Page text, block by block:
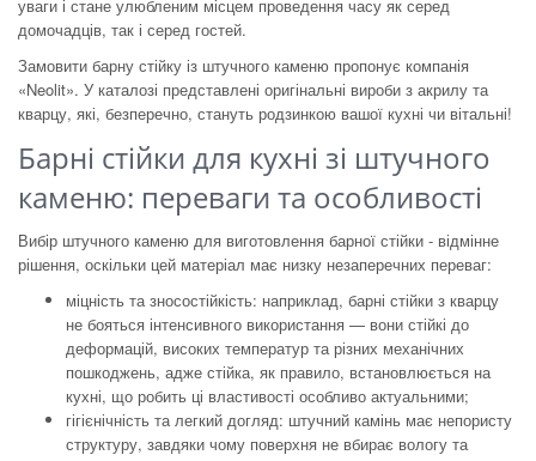
уваги і стане улюбленим місцем проведення часу як серед
домочадців, так і серед гостей.
Замовити барну стійку із штучного каменю пропонує компанія
«Neolit». У каталозі представлені оригінальні вироби з акрилу та
кварцу, які, безперечно, стануть родзинкою вашої кухні чи вітальні!
Барні стійки для кухні зі штучного
каменю: переваги та особливості
Вибір штучного каменю для виготовлення барної стійки - відмінне
рішення, оскільки цей матеріал має низку незаперечних переваг:
міцність та зносостійкість: наприклад, барні стійки з кварцу
не бояться інтенсивного використання — вони стійкі до
деформацій, високих температур та різних механічних
пошкоджень, адже стійка, як правило, встановлюється на
кухні, що робить ці властивості особливо актуальними;
гігієнічність та легкий догляд: штучний камінь має непористу
структуру, завдяки чому поверхня не вбирає вологу та